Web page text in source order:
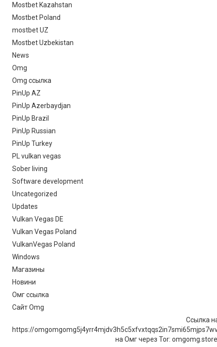
Mostbet Kazahstan
Mostbet Poland
mostbet UZ
Mostbet Uzbekistan
News
Omg
Omg ссылка
PinUp AZ
PinUp Azerbaydjan
PinUp Brazil
PinUp Russian
PinUp Turkey
PL vulkan vegas
Sober living
Software development
Uncategorized
Updates
Vulkan Vegas DE
Vulkan Vegas Poland
VulkanVegas Poland
Windows
Магазины
Новини
Омг ссылка
Сайт Omg
Ссылка
https://
на Омг через Tor: